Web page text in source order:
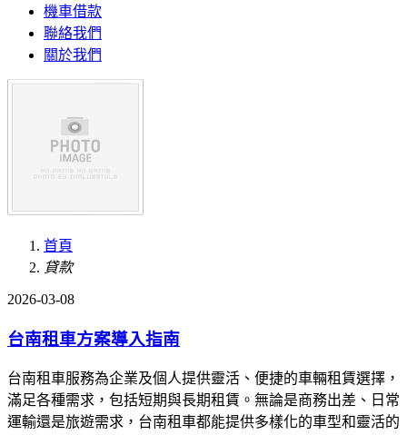
機車借款
聯絡我們
關於我們
首頁
貸款
2026-03-08
台南租車方案導入指南
台南租車服務為企業及個人提供靈活、便捷的車輛租賃選擇，
滿足各種需求，包括短期與長期租賃。無論是商務出差、日常
運輸還是旅遊需求，台南租車都能提供多樣化的車型和靈活的